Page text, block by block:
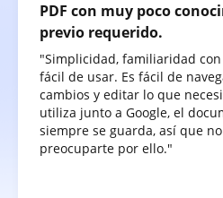
PDF con muy poco
previo requerido.
"Simplicidad, familiaridad
fácil de usar. Es fácil de
cambios y editar lo que
utiliza junto a Google, el
siempre se guarda, así que
preocuparte por ello."